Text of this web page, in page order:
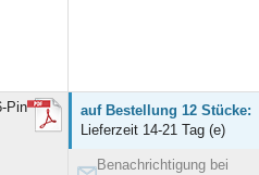
Pin
auf Bestellung 12 Stücke:
Lieferzeit 14-21 Tag (e)
Benachrichtigung bei